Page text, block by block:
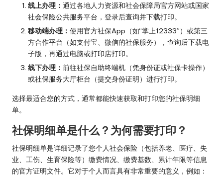
线上办理： 通过各地人力资源和社会保障局官方网站或国家
社会保险公共服务平台，登录后查询并下载打印。
移动端办理： 使用官方社保App（如“掌上12333”）或第三
方合作平台（如支付宝、微信的社保服务），查询后下载电
子版，再通过电脑或打印店打印。
线下办理： 前往社保自助终端机（凭身份证或社保卡操作）
或社保服务大厅柜台（提交身份证明）进行打印。
选择最适合您的方式，通常都能快速获取和打印您的社保明细
单。
社保明细单是什么？为何需要打印？
社保明细单是详细记录了您个人社会保险（包括养老、医疗、失
业、工伤、生育保险等）缴费情况、缴费基数、累计年限等信息
的官方证明文件。它对于个人而言具有非常重要的意义，例如：